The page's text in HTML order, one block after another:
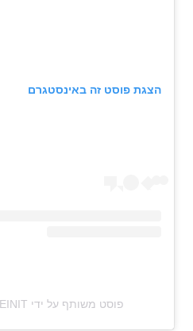
הצגת פוסט זה באינסטגרם
פוסט משותף על ידי ‏‎EINIT‎‏ (@‏‎einit_eyewear‎‏)